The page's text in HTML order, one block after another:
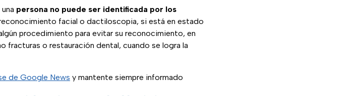
persona no puede ser identificada por los
facial o dactiloscopia, si está en estado
procedimiento para evitar su reconocimiento, en
fracturas o restauración dental, cuando se logra la
de Google News y mantente siempre informado